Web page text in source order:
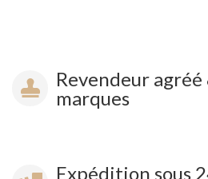
Revendeur
marques
Expédition sous